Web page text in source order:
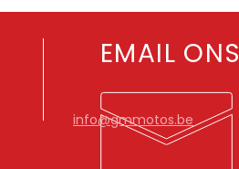
EMAIL ONS
info@gmmotos.be